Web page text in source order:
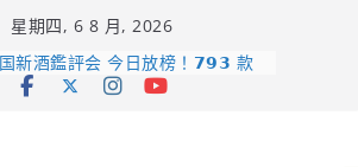
星期四, 6 8 月, 2026
酒類地理標示 (GI) 認定一覽表
国新酒鑑評会 今日放榜！𝟳𝟵𝟯 款